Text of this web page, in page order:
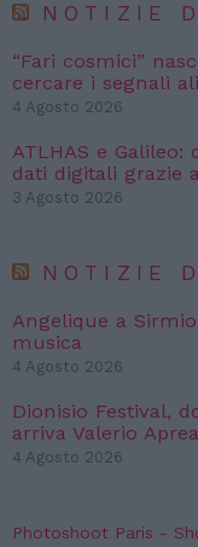
NOTIZIE
“Fari cosmici”
cercare i segnali
4 Agosto 2026
ATLHAS e Galileo:
dati digitali grazie
3 Agosto 2026
NOTIZIE
Angelique a
musica
4 Agosto 2026
Dionisio Festival,
arriva Valerio
4 Agosto 2026
Photoshoot Paris -